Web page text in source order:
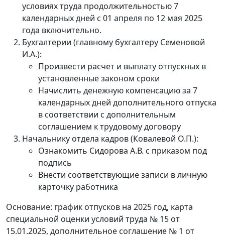
условиях труда продолжительностью 7
календарных дней с 01 апреля по 12 мая 2025
года включительно.
Бухгалтерии (главному бухгалтеру Семеновой
И.А.):
Произвести расчет и выплату отпускных в
установленные законом сроки
Начислить денежную компенсацию за 7
календарных дней дополнительного отпуска
в соответствии с дополнительным
соглашением к трудовому договору
Начальнику отдела кадров (Ковалевой О.П.):
Ознакомить Сидорова А.В. с приказом под
подпись
Внести соответствующие записи в личную
карточку работника
Основание: график отпусков на 2025 год, карта
специальной оценки условий труда № 15 от
15.01.2025, дополнительное соглашение № 1 от